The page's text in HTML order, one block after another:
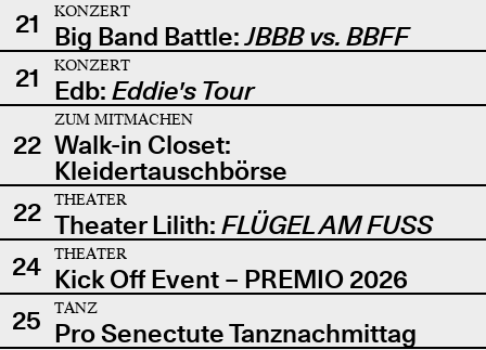
21
KONZERT
Big Band Battle:JBBB vs. BBFF
21
KONZERT
Edb: Eddie's Tour
22
ZUM MITMACHEN
Walk-in Closet:
Kleidertauschbörse
22
THEATER
Theater Lilith: FLÜGEL AM FUSS
24
THEATER
Kick Off Event – PREMIO 2026
25
TANZ
Pro Senectute Tanznachmittag